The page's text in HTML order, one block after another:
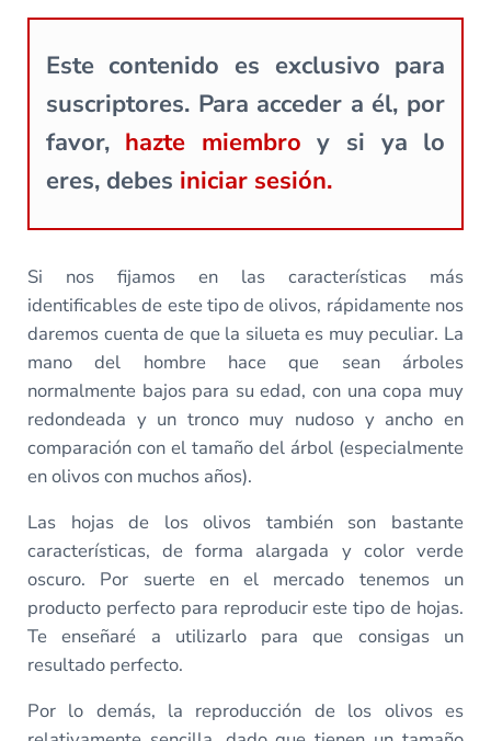
Este contenido es exclusivo para
suscriptores. Para acceder a él, por
favor, hazte miembro y si ya lo
eres, debes iniciar sesión.
Si nos fijamos en las características más
identificables de este tipo de olivos, rápidamente nos
daremos cuenta de que la silueta es muy peculiar. La
mano del hombre hace que sean árboles
normalmente bajos para su edad, con una copa muy
redondeada y un tronco muy nudoso y ancho en
comparación con el tamaño del árbol (especialmente
en olivos con muchos años).
Las hojas de los olivos también son bastante
características, de forma alargada y color verde
oscuro. Por suerte en el mercado tenemos un
producto perfecto para reproducir este tipo de hojas.
Te enseñaré a utilizarlo para que consigas un
resultado perfecto.
Por lo demás, la reproducción de los olivos es